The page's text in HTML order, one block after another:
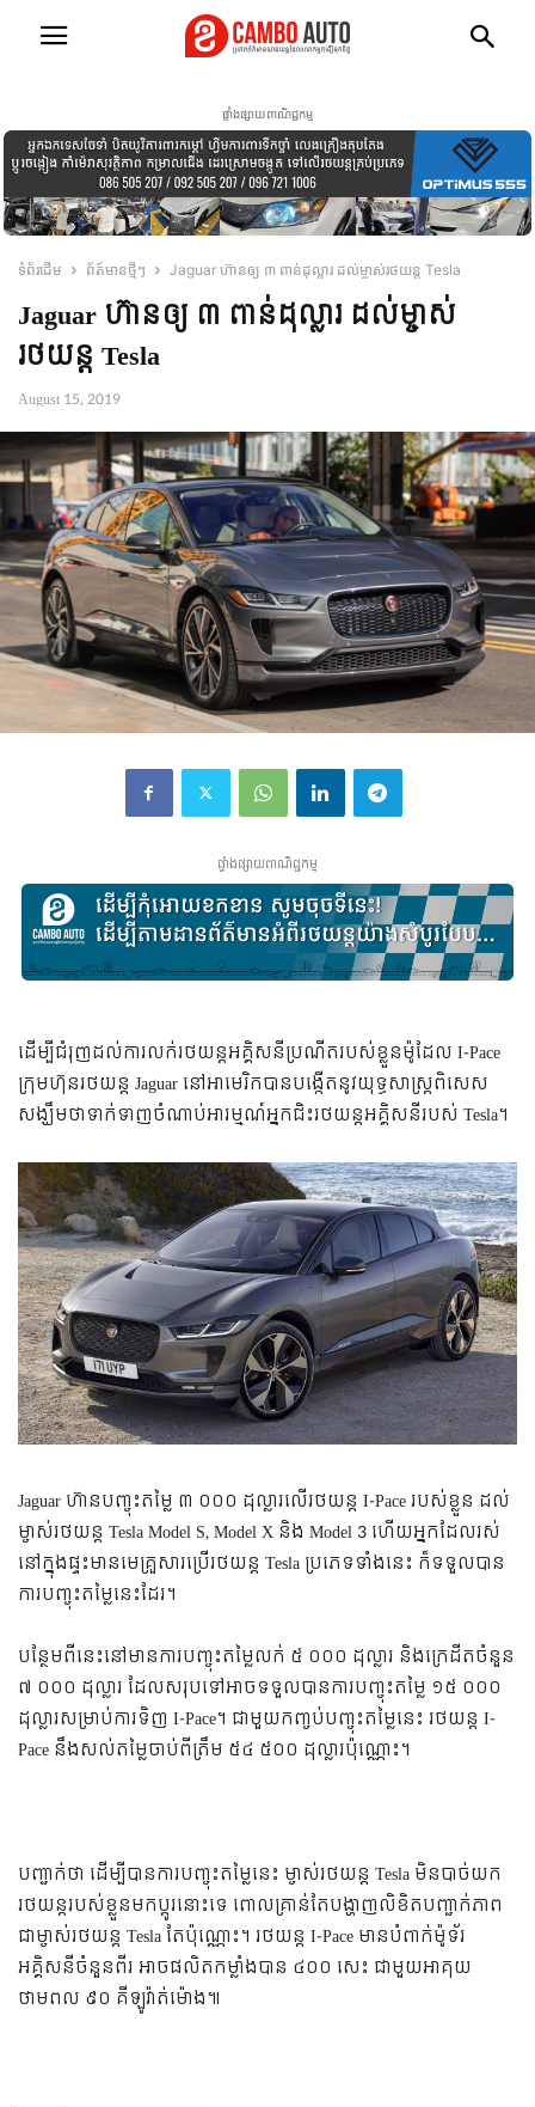
ផ្ទាំងផ្សាយពាណិជ្ជកម្ម
ទំព័រដើម ព័ត៍មានថ្មីៗ Jaguar ហ៊ាន​ឲ្យ ៣ ពាន់ដុល្លារ ដល់​ម្ចាស់​រថយន្ត Tesla
Jaguar ហ៊ាន​ឲ្យ ៣ ពាន់ដុល្លារ ដល់​ម្ចាស់​
រថយន្ត Tesla
August 15, 2019
ផ្ទាំងផ្សាយពាណិជ្ជកម្ម
ដើម្បី​ជំរុញ​ដល់​ការ​លក់​រថយន្ត​អគ្គិសនី​ប្រណីត​របស់​ខ្លួន​ម៉ូដែល I-Pace
ក្រុមហ៊ុន​រថយន្ត​ Jaguar ​នៅ​អាមេរិក​បាន​បង្កើត​នូវ​​យុទ្ធសាស្ត្រ​ពិសេស​ ​
សង្ឃឹម​ថា​ទាក់ទាញ​ចំណាប់​អារម្មណ៍​អ្នក​ជិះ​រថយន្ត​អគ្គិសនី​របស់ Tesla។
Jaguar ហ៊ាន​​បញ្ចុះ​តម្លៃ ៣ ០០០ ដុល្លារ​លើ​រថយន្ត​ I-Pace របស់​ខ្លួន​ ដល់​
ម្ចាស់​រថយន្ត​ Tesla Model S, Model X និង Model 3 ហើយ​អ្នក​ដែល​រស់​
នៅ​ក្នុង​ផ្ទះ​មាន​មេ​គ្រួសារ​ប្រើ​រថយន្ត Tesla ប្រភេទ​ទាំង​នេះ ក៏​ទទួល​បាន​
ការ​បញ្ចុះ​តម្លៃ​នេះ​ដែរ។
បន្ថែម​ពី​នេះ​នៅ​មាន​ការ​បញ្ចុះ​តម្លៃ​លក់​ ៥ ០០០ ដុល្លារ និង​ក្រេដីត​ចំនួន
៧ ០០០ ដុល្លារ​ ដែល​សរុប​ទៅ​អាច​ទទួល​បាន​ការ​បញ្ចុះ​តម្លៃ​ ១៥ ០០០
ដុល្លារ​​សម្រាប់​ការ​ទិញ​ I-Pace។ ជា​មួយ​កញ្ចប់​បញ្ចុះ​តម្លៃ​នេះ រថយន្ត​ I-
Pace នឹង​សល់​តម្លៃ​​​ចាប់​ពី​ត្រឹម​ ៥៤ ៥០០ ដុល្លារ​ប៉ុណ្ណោះ។
​​បញ្ជាក់​ថា​ ដើម្បី​បាន​ការ​បញ្ចុះ​តម្លៃ​នេះ ម្ចាស់​រថយន្ត Tesla មិន​បាច់​យក​
រថយន្ត​របស់​ខ្លួន​មក​ប្ដូរ​នោះ​ទេ ពោល​គ្រាន់​តែ​បង្ហាញ​លិខិត​បញ្ជាក់​ភាព​
ជា​ម្ចាស់​រថយន្ត​ Tesla តែ​ប៉ុណ្ណោះ។ រថយន្ត I-Pace មាន​បំពាក់​ម៉ូទ័រ​
អគ្គិសនី​ចំនួន​ពីរ អាច​ផលិត​កម្លាំង​បាន ៤០០ សេះ ជា​មួយ​អាគុយ​
ថាមពល​ ៩០ គីឡូវ៉ាត់​ម៉ោង៕